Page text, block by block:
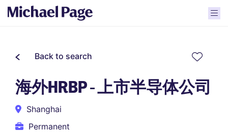
Back to search
海外HRBP - 上市半导体公司
Shanghai
Permanent